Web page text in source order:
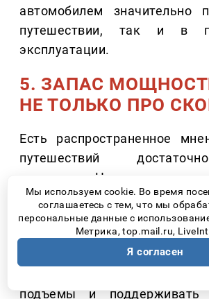
автомобилем
путешествии, так и в
эксплуатации.
5. ЗАПАС
НЕ ТОЛЬКО ПРО
Есть распространенное
путешествий
двигателя. На практике
оказывается важен
причине. Когда
загружен пассажирами и
приходится увереннее
подъемы и поддерживать
Мы используем cookie. Во время
соглашаетесь с тем, что мы
персональные данные с
Метрика, top.mail.ru,
Я согласен